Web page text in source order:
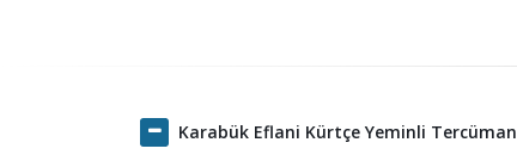
Karabük Eflani Kürtçe Yeminli Tercüman